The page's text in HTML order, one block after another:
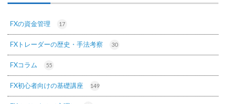
FXの資金管理 17
FXトレーダーの歴史・手法考察 30
FXコラム 55
FX初心者向けの基礎講座 149